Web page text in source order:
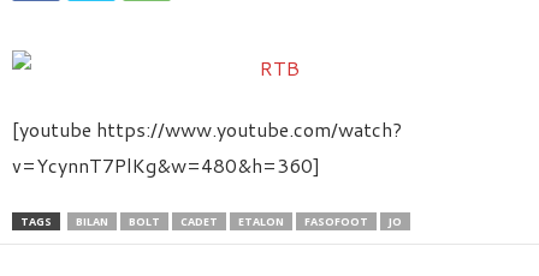
[youtube https://www.youtube.com/watch?
v=YcynnT7PlKg&w=480&h=360]
TAGS BILAN BOLT CADET ETALON FASOFOOT JO